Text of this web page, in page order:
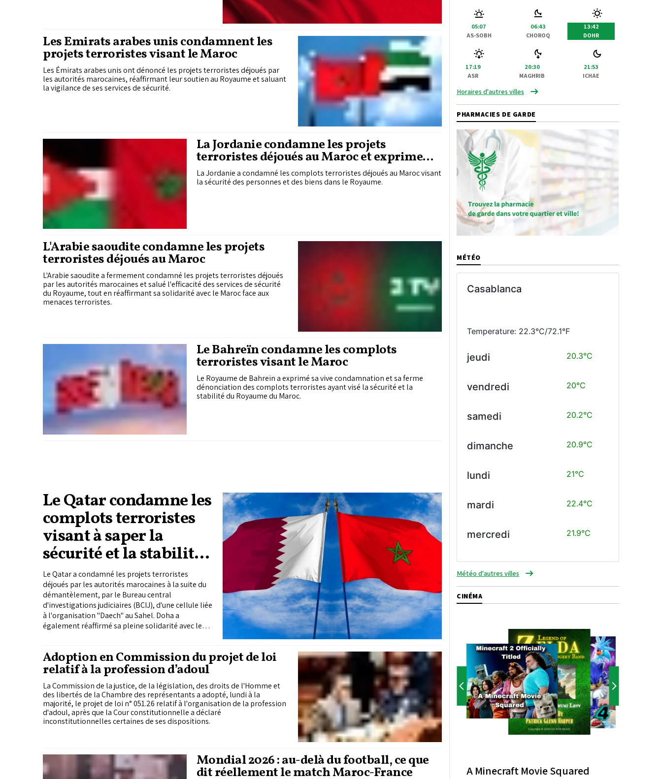
Les Émirats arabes unis condamnent les
projets terroristes visant le Maroc
Les Émirats arabes unis ont dénoncé les projets terroristes déjoués par
les autorités marocaines, réaffirmant leur soutien au Royaume et saluant
la vigilance de ses services de sécurité.
La Jordanie condamne les projets
terroristes déjoués au Maroc et exprime
son soutien au Royaume
La Jordanie a condamné les complots terroristes déjoués au Maroc visant
la sécurité des personnes et des biens dans le Royaume.
L'Arabie saoudite condamne les projets
terroristes déjoués au Maroc
L'Arabie saoudite a fermement condamné les projets terroristes déjoués
par les autorités marocaines et salué l'efficacité des services de sécurité
du Royaume, tout en réaffirmant sa solidarité avec le Maroc face aux
menaces terroristes.
Le Bahreïn condamne les complots
terroristes visant le Maroc
Le Royaume de Bahreïn a exprimé sa vive condamnation et sa ferme
dénonciation des complots terroristes ayant visé la sécurité et la
stabilité du Royaume du Maroc.
Le Qatar condamne les
complots terroristes
visant à saper la
sécurité et la stabilité
du Maroc
Le Qatar a condamné les projets terroristes
déjoués par les autorités marocaines à la suite du
démantèlement, par le Bureau central
d'investigations judiciaires (BCIJ), d'une cellule liée
à l'organisation "Daech" au Sahel. Doha a
également réaffirmé sa pleine solidarité avec le
Adoption en Commission du projet de loi
relatif à la profession d’adoul
La Commission de la justice, de la législation, des droits de l'Homme et
des libertés de la Chambre des représentants a adopté, lundi à la
majorité, le projet de loi n° 051.26 relatif à l'organisation de la profession
d'adoul, après que la Cour constitutionnelle a déclaré
inconstitutionnelles certaines de ses dispositions.
Mondial 2026 : au-delà du football, ce que
dit réellement le match Maroc-France
05:07
AS-SOBH
06:43
CHOROQ
13:42
DOHR
17:19
ASR
20:30
MAGHRIB
21:53
ICHAE
Horaires d'autres villes
PHARMACIES DE GARDE
MÉTÉO
Casablanca
Temperature: 22.3°C/72.1°F
jeudi 20.3°C
vendredi 20°C
samedi 20.2°C
dimanche 20.9°C
lundi 21°C
mardi 22.4°C
mercredi 21.9°C
Météo d'autres villes
CINÉMA
A Minecraft Movie Squared